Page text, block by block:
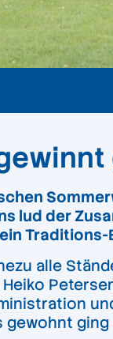
lud der
Traditions-
alle